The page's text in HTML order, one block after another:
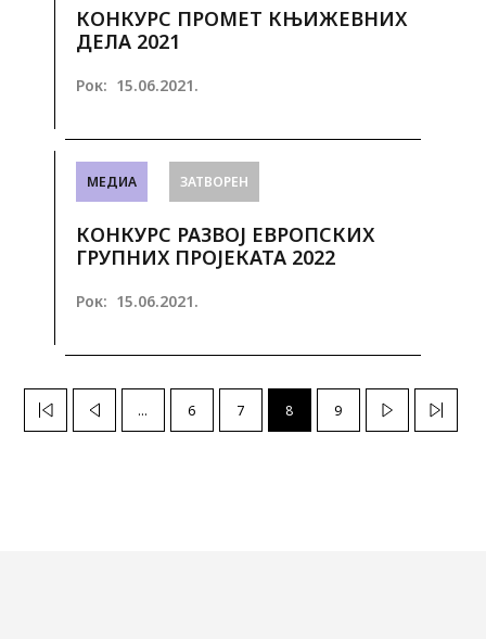
КОНКУРС ПРОМЕТ КЊИЖЕВНИХ
ДЕЛА 2021
Рок: 15.06.2021.
МЕДИА ЗАТВОРЕН
КОНКУРС РАЗВОJ ЕВРОПСКИХ
ГРУПНИХ ПРОJЕКАТА 2022
Рок: 15.06.2021.
... 6 7 8 9